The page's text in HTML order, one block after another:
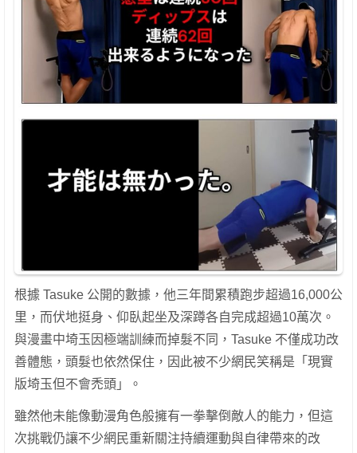
根據 Tasuke 公開的數據，他三年間累積跑步超過16,000公
里，而伏地挺身、仰臥起坐及深蹲各自完成超過10萬次。
與漫畫中埼玉因極端訓練而掉髮不同，Tasuke 不僅成功改
善體態，頭髮也依然保住，因此被不少網民笑稱是「現實
版埼玉但不會禿頭」。
雖然他未能像動漫角色般擁有一拳擊倒敵人的能力，但這
次挑戰仍讓不少網民重新關注持續運動與自律帶來的改